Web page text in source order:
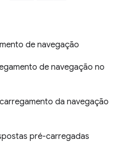
de navegação
de navegação no
da navegação
pré-carregadas